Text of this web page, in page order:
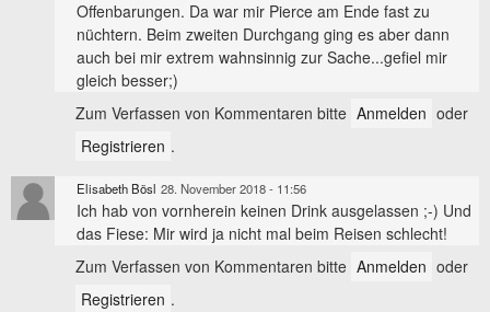
Offenbarungen. Da war mir Pierce am Ende fast zu
nüchtern. Beim zweiten Durchgang ging es aber dann
auch bei mir extrem wahnsinnig zur Sache...gefiel mir
gleich besser;)
Zum Verfassen von Kommentaren bitte Anmelden oder
Registrieren .
Elisabeth Bösl 28. November 2018 - 11:56
Ich hab von vornherein keinen Drink ausgelassen ;-) Und
das Fiese: Mir wird ja nicht mal beim Reisen schlecht!
Zum Verfassen von Kommentaren bitte Anmelden oder
Registrieren .